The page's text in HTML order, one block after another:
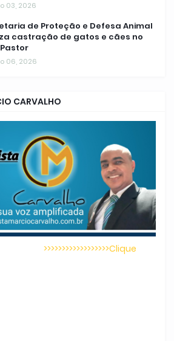
03, 2026
de Proteção e Defesa Animal
castração de gatos e cães no
06, 2026
CARVALHO
>>>>>>>>>>>>>>>>>>Clique